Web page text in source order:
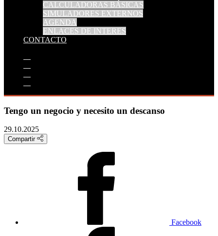
CALCULADORAS BÁSICAS
SIMULADORES EXTERNOS
AGENDA
ENLACES DE INTERES
CONTACTO
Tengo un negocio y necesito un descanso
29.10.2025
Compartir
Facebook